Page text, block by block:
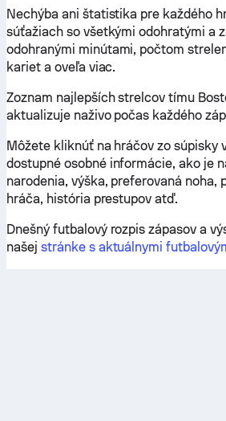
Nechýba ani štatistika pre každého
súťažiach so všetkými odohratými a
odohranými minútami, počtom
kariet a oveľa viac.
Zoznam najlepších strelcov tímu
aktualizuje naživo počas každého
Môžete kliknúť na hráčov zo súpisky
dostupné osobné informácie, ako je
narodenia, výška, preferovaná noha,
hráča, história prestupov atď.
Dnešný futbalový rozpis zápasov a
našej stránke s aktuálnymi